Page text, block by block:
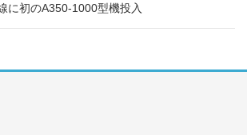
に初のA350-1000型機投入